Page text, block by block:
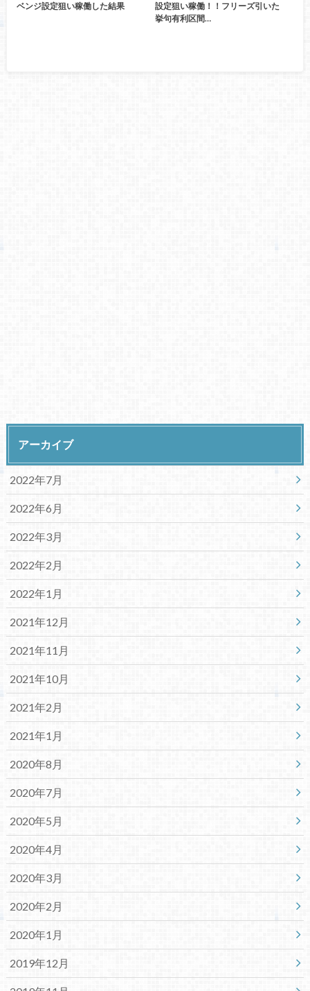
ベンジ設定狙い稼働した結果
設定狙い稼働！！フリーズ引いた
挙句有利区間…
アーカイブ
2022年7月
2022年6月
2022年3月
2022年2月
2022年1月
2021年12月
2021年11月
2021年10月
2021年2月
2021年1月
2020年8月
2020年7月
2020年5月
2020年4月
2020年3月
2020年2月
2020年1月
2019年12月